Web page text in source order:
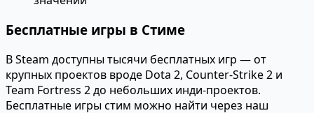
Бесплатные игры в Стиме
В Steam доступны тысячи бесплатных игр — от
крупных проектов вроде Dota 2, Counter-Strike 2 и
Team Fortress 2 до небольших инди-проектов.
Бесплатные игры стим можно найти через наш